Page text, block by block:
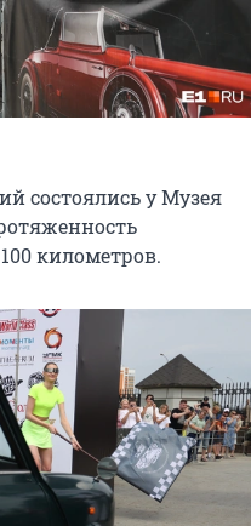
состоялись у Музея
километров.